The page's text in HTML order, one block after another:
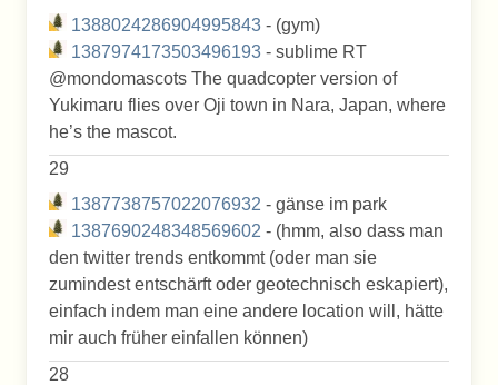
1388024286904995843 - (gym)
1387974173503496193 - sublime RT
@mondomascots The quadcopter version of
Yukimaru flies over Oji town in Nara, Japan, where
he’s the mascot.
29
1387738757022076932 - gänse im park
1387690248348569602 - (hmm, also dass man
den twitter trends entkommt (oder man sie
zumindest entschärft oder geotechnisch eskapiert),
einfach indem man eine andere location will, hätte
mir auch früher einfallen können)
28